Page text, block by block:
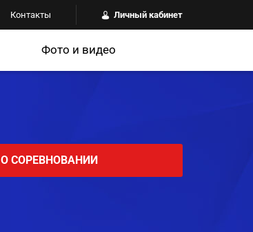
Контакты Личный кабинет
Фото и видео
О СОРЕВНОВАНИИ